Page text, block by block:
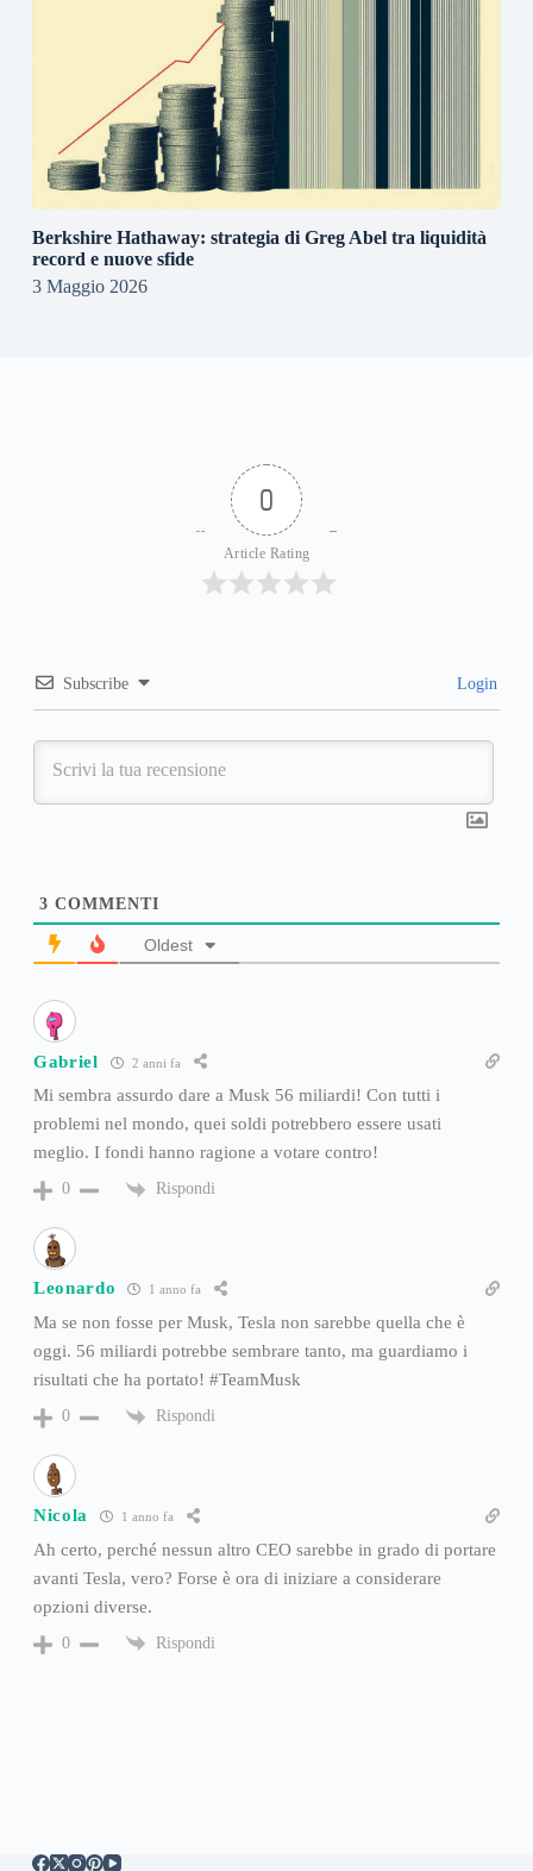
Berkshire Hathaway: strategia di Greg Abel tra liquidità
record e nuove sfide
3 Maggio 2026
0
Article Rating
Subscribe Login
3 COMMENTI
Oldest
Gabriel 2 anni fa
Mi sembra assurdo dare a Musk 56 miliardi! Con tutti i
problemi nel mondo, quei soldi potrebbero essere usati
meglio. I fondi hanno ragione a votare contro!
0 Rispondi
Leonardo 1 anno fa
Ma se non fosse per Musk, Tesla non sarebbe quella che è
oggi. 56 miliardi potrebbe sembrare tanto, ma guardiamo i
risultati che ha portato! #TeamMusk
0 Rispondi
Nicola 1 anno fa
Ah certo, perché nessun altro CEO sarebbe in grado di portare
avanti Tesla, vero? Forse è ora di iniziare a considerare
opzioni diverse.
0 Rispondi